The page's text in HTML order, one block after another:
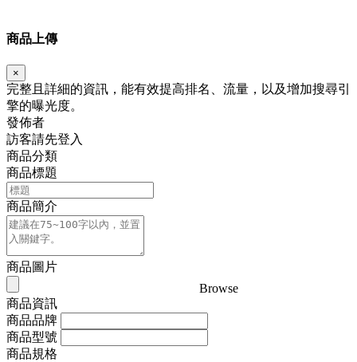
商品上傳
×
完整且詳細的資訊，能有效提高排名、流量，以及增加搜尋引
擎的曝光度。
發佈者
訪客請先登入
商品分類
商品標題
商品簡介
商品圖片
Browse
商品資訊
商品品牌
商品型號
商品規格